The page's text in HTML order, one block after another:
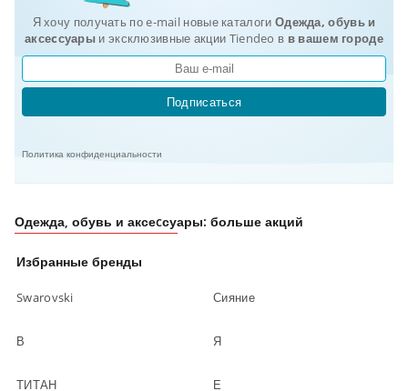
Я хочу получать по e-mail новые каталоги Одежда, обувь и
аксеcсуары и эксклюзивные акции Tiendeo в в вашем городе
Подписаться
Политика конфиденциальности
Одежда, обувь и аксеcсуары: больше акций
Избранные бренды
Swarovski Сияние
В Я
ТИТАН Е